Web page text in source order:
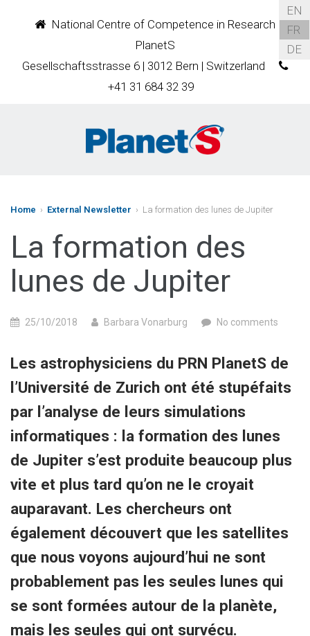
National Centre of Competence in Research
PlanetS
Gesellschaftsstrasse 6 | 3012 Bern | Switzerland
+41 31 684 32 39
EN
FR
DE
Home › External Newsletter › La formation des lunes de Jupiter
La formation des
lunes de Jupiter
25/10/2018 Barbara Vonarburg No comments
Les astrophysiciens du PRN PlanetS de
l’Université de Zurich ont été stupéfaits
par l’analyse de leurs simulations
informatiques : la formation des lunes
de Jupiter s’est produite beaucoup plus
vite et plus tard qu’on ne le croyait
auparavant. Les chercheurs ont
également découvert que les satellites
que nous voyons aujourd’hui ne sont
probablement pas les seules lunes qui
se sont formées autour de la planète,
mais les seules qui ont survécu.